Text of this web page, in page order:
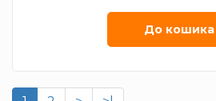
До кошика